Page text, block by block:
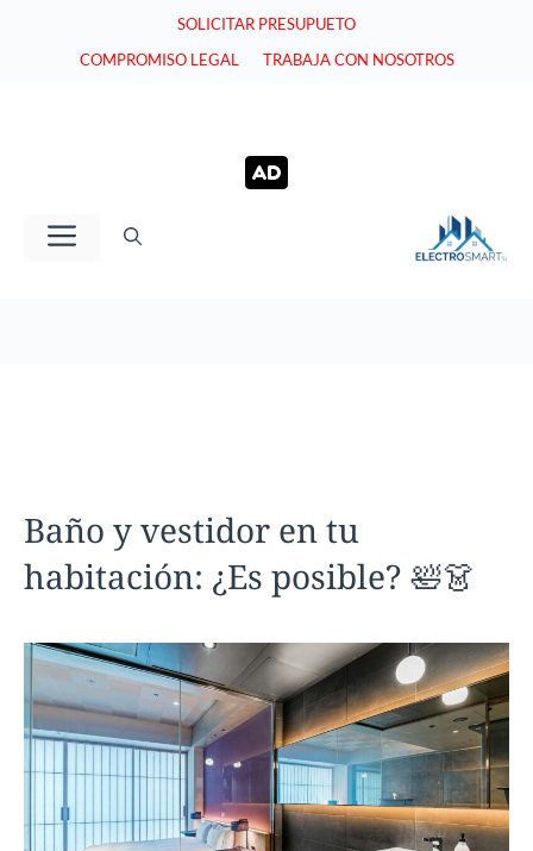
SOLICITAR PRESUPUETO
COMPROMISO LEGAL
TRABAJA CON NOSOTROS
Menú
Baño y vestidor en tu
habitación: ¿Es posible? 🛀👗